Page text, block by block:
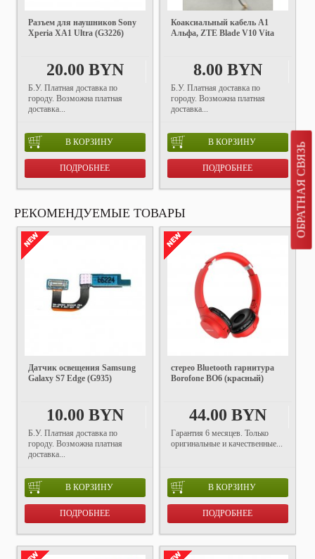
ОБРАТНАЯ СВЯЗЬ
Разъем для наушников Sony
Xperia XA1 Ultra (G3226)
20.00 BYN
Б.У. Платная доставка по
городу. Возможна платная
доставка...
В КОРЗИНУ
ПОДРОБНЕЕ
Коаксиальный кабель А1
Альфа, ZTE Blade V10 Vita
8.00 BYN
Б.У. Платная доставка по
городу. Возможна платная
доставка...
В КОРЗИНУ
ПОДРОБНЕЕ
РЕКОМЕНДУЕМЫЕ ТОВАРЫ
Датчик освещения Samsung
Galaxy S7 Edge (G935)
10.00 BYN
Б.У. Платная доставка по
городу. Возможна платная
доставка...
В КОРЗИНУ
ПОДРОБНЕЕ
стерео Bluetooth гарнитура
Borofone BO6 (красный)
44.00 BYN
Гарантия 6 месяцев. Только
оригинальные и качественные...
В КОРЗИНУ
ПОДРОБНЕЕ